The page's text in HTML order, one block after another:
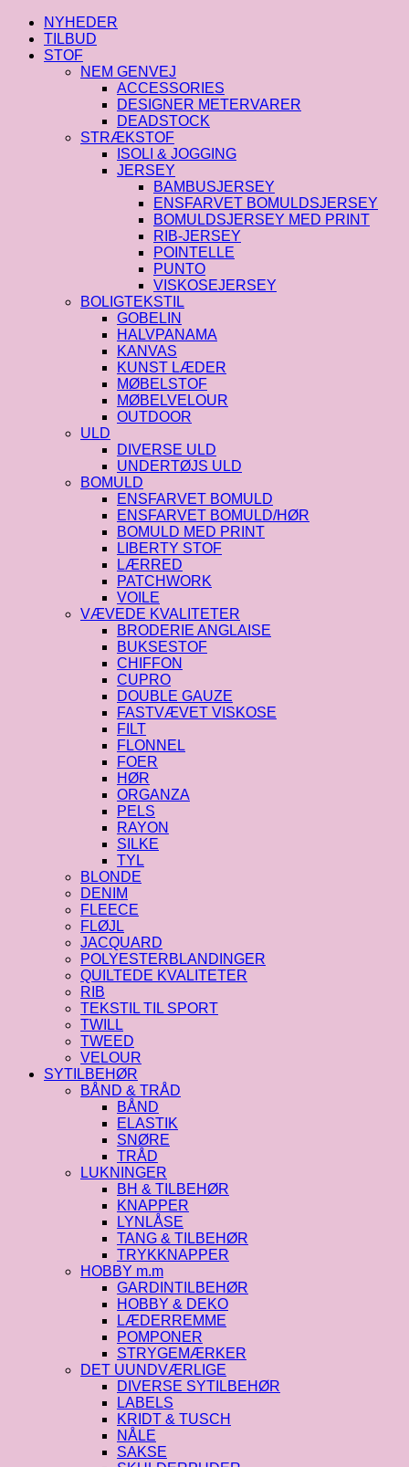
Mulberry
antal
NYHEDER
TILBUD
STOF
NEM GENVEJ
ACCESSORIES
DESIGNER METERVARER
DEADSTOCK
STRÆKSTOF
ISOLI & JOGGING
JERSEY
BAMBUSJERSEY
ENSFARVET BOMULDSJERSEY
BOMULDSJERSEY MED PRINT
RIB-JERSEY
POINTELLE
PUNTO
VISKOSEJERSEY
BOLIGTEKSTIL
GOBELIN
HALVPANAMA
KANVAS
KUNST LÆDER
MØBELSTOF
MØBELVELOUR
OUTDOOR
ULD
DIVERSE ULD
UNDERTØJS ULD
BOMULD
ENSFARVET BOMULD
ENSFARVET BOMULD/HØR
BOMULD MED PRINT
LIBERTY STOF
LÆRRED
PATCHWORK
VOILE
VÆVEDE KVALITETER
BRODERIE ANGLAISE
BUKSESTOF
CHIFFON
CUPRO
DOUBLE GAUZE
FASTVÆVET VISKOSE
FILT
FLONNEL
FOER
HØR
ORGANZA
PELS
RAYON
SILKE
TYL
BLONDE
DENIM
FLEECE
FLØJL
JACQUARD
POLYESTERBLANDINGER
QUILTEDE KVALITETER
RIB
TEKSTIL TIL SPORT
TWILL
TWEED
VELOUR
SYTILBEHØR
BÅND & TRÅD
BÅND
ELASTIK
SNØRE
TRÅD
LUKNINGER
BH & TILBEHØR
KNAPPER
LYNLÅSE
TANG & TILBEHØR
TRYKKNAPPER
HOBBY m.m
GARDINTILBEHØR
HOBBY & DEKO
LÆDERREMME
POMPONER
STRYGEMÆRKER
DET UUNDVÆRLIGE
DIVERSE SYTILBEHØR
LABELS
KRIDT & TUSCH
NÅLE
SAKSE